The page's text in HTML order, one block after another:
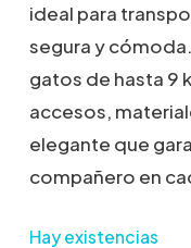
ideal para
segura y cómoda.
gatos de hasta 9
accesos,
elegante que
compañero en
Hay existencias